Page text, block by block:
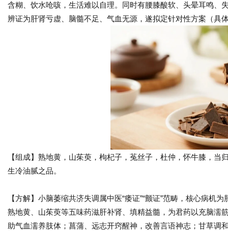
含糊、饮水呛咳，生活难以自理。同时有腰膝酸软、头晕耳鸣、
辨证为肝肾亏虚、脑髓不足、气血无源，遂拟定针对性方案（具
【组成】熟地黄，山茱萸，枸杞子，菟丝子，杜仲，怀牛膝，
生冷油腻之品。
【方解】小脑萎缩共济失调属中医“痿证”“颤证”范畴，核心病
熟地黄、山茱萸等五味药滋肝补肾、填精益髓，为君药以充脑濡
助气血濡养肢体；菖蒲、远志开窍醒神，改善言语神志；甘草